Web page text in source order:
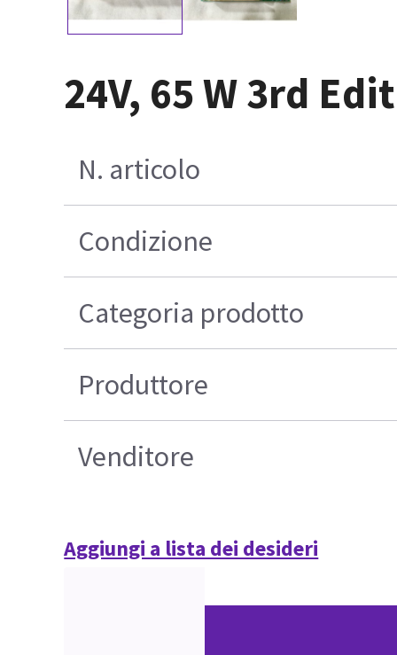
24V, 65 W 3rd
N. articolo
Condizione
Categoria prodotto
Produttore
Venditore
Aggiungi a lista dei desideri